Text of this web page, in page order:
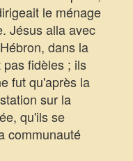
le ménage
Jésus alla avec
dans la
fidèles ; ils
fut qu'après la
sur la
qu'ils se
communauté